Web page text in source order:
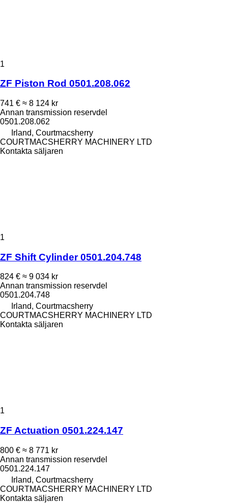
1
ZF Piston Rod 0501.208.062
741 € ≈ 8 124 kr
Annan transmission reservdel
0501.208.062
Irland, Courtmacsherry
COURTMACSHERRY MACHINERY LTD
Kontakta säljaren
1
ZF Shift Cylinder 0501.204.748
824 € ≈ 9 034 kr
Annan transmission reservdel
0501.204.748
Irland, Courtmacsherry
COURTMACSHERRY MACHINERY LTD
Kontakta säljaren
1
ZF Actuation 0501.224.147
800 € ≈ 8 771 kr
Annan transmission reservdel
0501.224.147
Irland, Courtmacsherry
COURTMACSHERRY MACHINERY LTD
Kontakta säljaren